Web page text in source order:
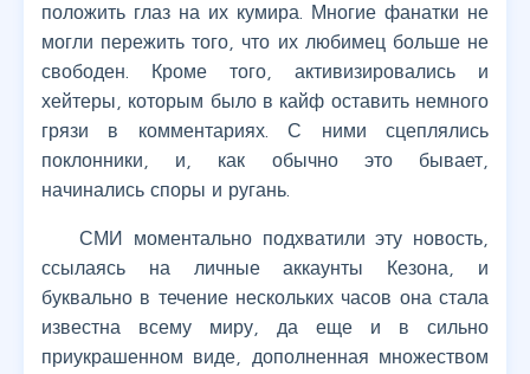
положить глаз на их кумира. Многие фанатки не
могли пережить того, что их любимец больше не
свободен. Кроме того, активизировались и
хейтеры, которым было в кайф оставить немного
грязи в комментариях. С ними сцеплялись
поклонники, и, как обычно это бывает,
начинались споры и ругань.
СМИ моментально подхватили эту новость,
ссылаясь на личные аккаунты Кезона, и
буквально в течение нескольких часов она стала
известна всему миру, да еще и в сильно
приукрашенном виде, дополненная множеством